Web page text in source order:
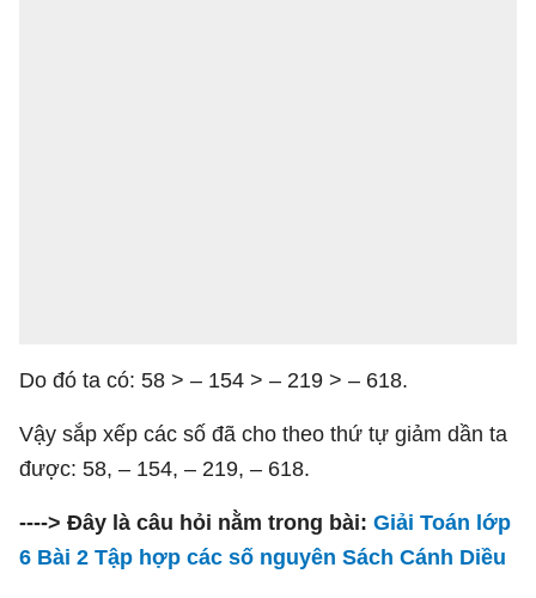
Do đó ta có: 58 > – 154 > – 219 > – 618.
Vậy sắp xếp các số đã cho theo thứ tự giảm dần ta
được: 58, – 154, – 219, – 618.
----> Đây là câu hỏi nằm trong bài: Giải Toán lớp
6 Bài 2 Tập hợp các số nguyên Sách Cánh Diều